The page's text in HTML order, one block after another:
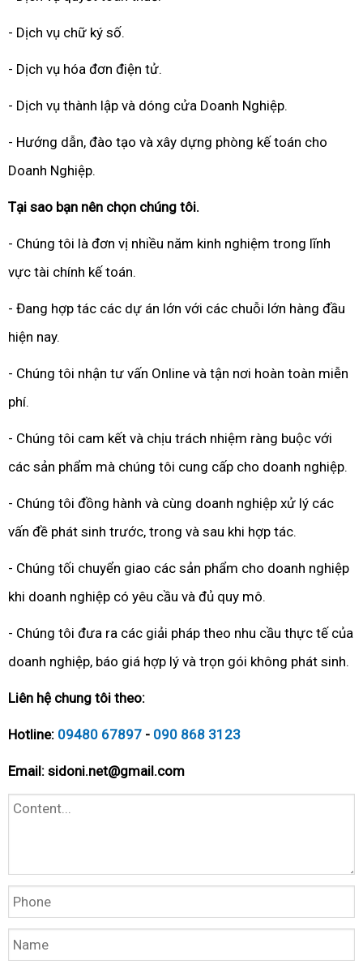
- Dịch vụ chữ ký số.
- Dịch vụ hóa đơn điện tử.
- Dịch vụ thành lập và dóng cửa Doanh Nghiệp.
- Hướng dẫn, đào tạo và xây dựng phòng kế toán cho
Doanh Nghiệp.
Tại sao bạn nên chọn chúng tôi.
- Chúng tôi là đơn vị nhiều năm kinh nghiệm trong lĩnh
vực tài chính kế toán.
- Đang hợp tác các dự án lớn với các chuỗi lớn hàng đầu
hiện nay.
- Chúng tôi nhận tư vấn Online và tận nơi hoàn toàn miễn
phí.
- Chúng tôi cam kết và chịu trách nhiệm ràng buộc với
các sản phẩm mà chúng tôi cung cấp cho doanh nghiệp.
- Chúng tôi đồng hành và cùng doanh nghiệp xử lý các
vấn đề phát sinh trước, trong và sau khi hợp tác.
- Chúng tối chuyển giao các sản phẩm cho doanh nghiệp
khi doanh nghiệp có yêu cầu và đủ quy mô.
- Chúng tôi đưa ra các giải pháp theo nhu cầu thực tế của
doanh nghiệp, báo giá hợp lý và trọn gói không phát sinh.
Liên hệ chung tôi theo:
Hotline: 09480 67897 - 090 868 3123
Email: sidoni.net@gmail.com